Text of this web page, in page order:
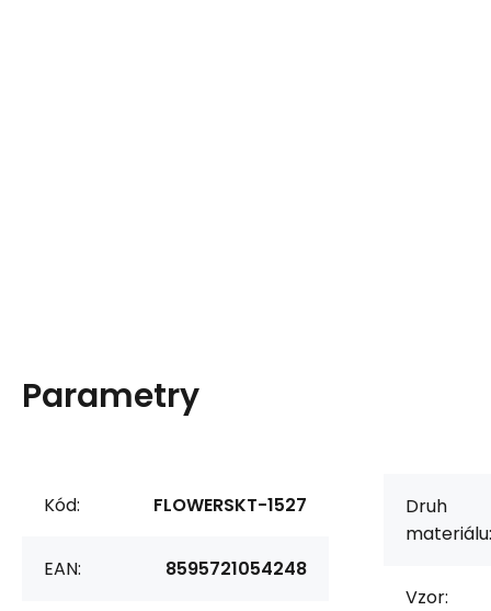
Parametry
Kód: FLOWERSKT-1527
EAN: 8595721054248
Druh
materiálu:
Vzor: